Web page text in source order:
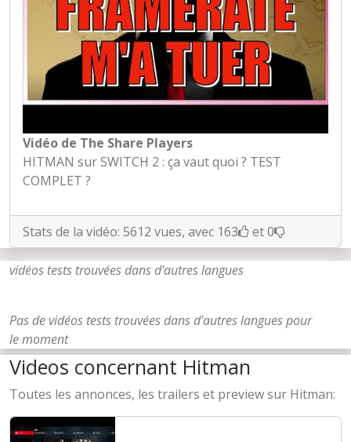
Vidéo de The Share Players
HITMAN sur SWITCH 2 : ça vaut quoi ? TEST
COMPLET ?
Stats de la vidéo: 5612 vues, avec 163 et 0
vidéos tests trouvées dans d'autres langues
Pas de vidéos tests trouvées dans d'autres langues pour
le moment
Videos concernant Hitman
Toutes les annonces, les trailers et preview sur Hitman: